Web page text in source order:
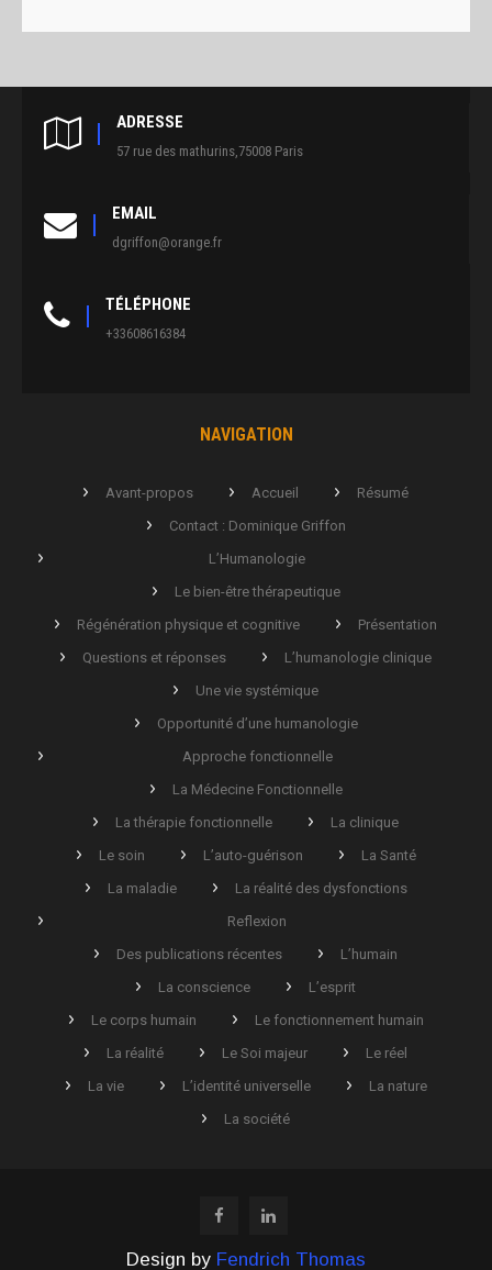
ADRESSE
57 rue des mathurins,75008 Paris
EMAIL
dgriffon@orange.fr
TÉLÉPHONE
+33608616384
NAVIGATION
Avant-propos Accueil
Résumé
Contact : Dominique Griffon
L’Humanologie
Le bien-être thérapeutique
Régénération physique et cognitive
Présentation
Questions et réponses
L’humanologie clinique
Une vie systémique
Opportunité d’une humanologie
Approche fonctionnelle
La Médecine Fonctionnelle
La thérapie fonctionnelle
La clinique
Le soin
L’auto-guérison
La Santé
La maladie
La réalité des dysfonctions
Reflexion
Des publications récentes
L’humain
La conscience
L’esprit
Le corps humain
Le fonctionnement humain
La réalité
Le Soi majeur
Le réel
La vie
L’identité universelle
La nature
La société
Design by Fendrich Thomas